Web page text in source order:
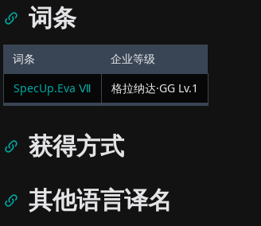
词条
词条
企业等级
SpecUp.Eva Ⅶ
格拉纳达·GG Lv.1
获得方式
其他语言译名